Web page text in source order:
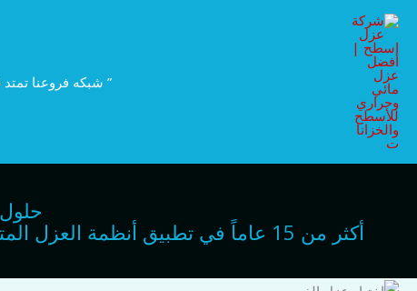
تخطي
إلى
المحتوى
” شبكه فروعنا تمتد
أكثر من 15 عاماً في تطبيق أنظمة